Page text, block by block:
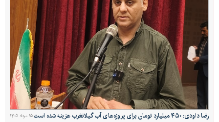
۱۵ مرداد ۱۴۰۵ رضا داودی: ۴۵۰ میلیارد تومان برای پروژه‌های آب گیلانغرب هزینه شده است